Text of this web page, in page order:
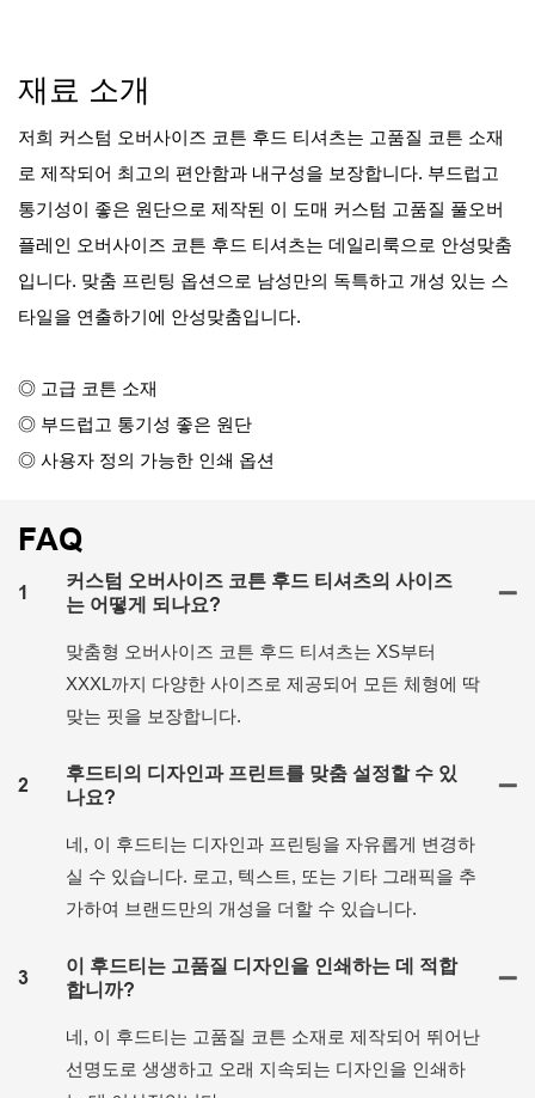
재료 소개
저희 커스텀 오버사이즈 코튼 후드 티셔츠는 고품질 코튼 소재
로 제작되어 최고의 편안함과 내구성을 보장합니다. 부드럽고
통기성이 좋은 원단으로 제작된 이 도매 커스텀 고품질 풀오버
플레인 오버사이즈 코튼 후드 티셔츠는 데일리룩으로 안성맞춤
입니다. 맞춤 프린팅 옵션으로 남성만의 독특하고 개성 있는 스
타일을 연출하기에 안성맞춤입니다.
◎ 고급 코튼 소재
◎ 부드럽고 통기성 좋은 원단
◎ 사용자 정의 가능한 인쇄 옵션
FAQ
1
커스텀 오버사이즈 코튼 후드 티셔츠의 사이즈
는 어떻게 되나요?
맞춤형 오버사이즈 코튼 후드 티셔츠는 XS부터
XXXL까지 다양한 사이즈로 제공되어 모든 체형에 딱
맞는 핏을 보장합니다.
2
후드티의 디자인과 프린트를 맞춤 설정할 수 있
나요?
네, 이 후드티는 디자인과 프린팅을 자유롭게 변경하
실 수 있습니다. 로고, 텍스트, 또는 기타 그래픽을 추
가하여 브랜드만의 개성을 더할 수 있습니다.
3
이 후드티는 고품질 디자인을 인쇄하는 데 적합
합니까?
네, 이 후드티는 고품질 코튼 소재로 제작되어 뛰어난
선명도로 생생하고 오래 지속되는 디자인을 인쇄하